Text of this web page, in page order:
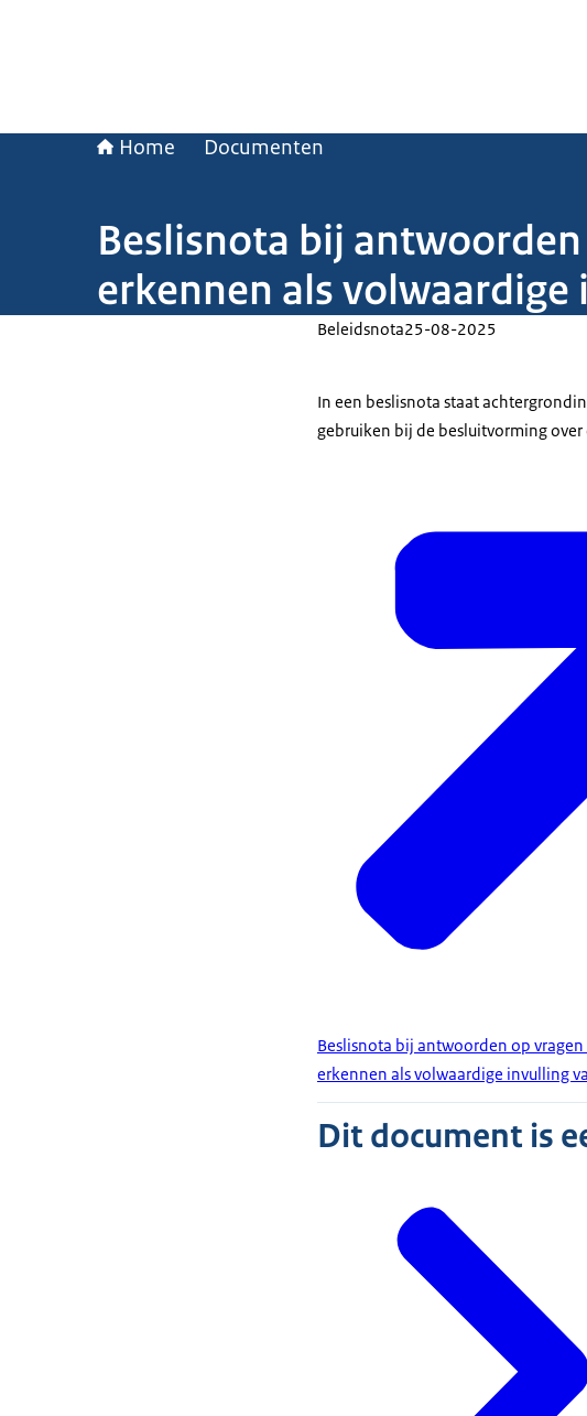
Home Documenten
Beslisnota bij
erkennen als
Beleidsnota25-08-2025
In een beslisnota staat
gebruiken bij de besluitvorming over
Beslisnota bij antwoorden op
erkennen als volwaardige invulling
Dit document is